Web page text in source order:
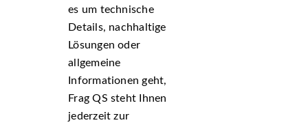
es um technische
Details, nachhaltige
Lösungen oder
allgemeine
Informationen geht,
Frag QS steht Ihnen
jederzeit zur